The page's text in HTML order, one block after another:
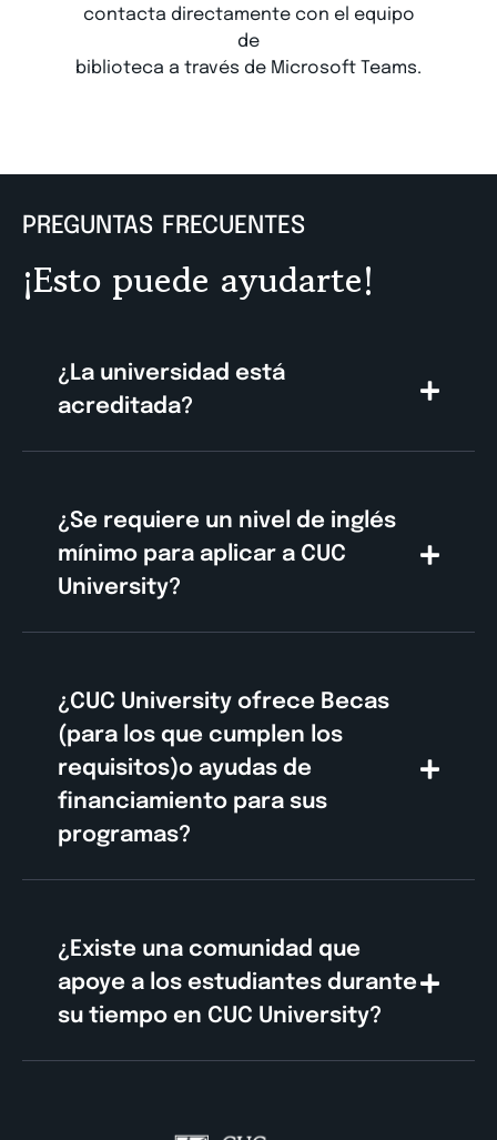
contacta directamente con el equipo
de
biblioteca a través de Microsoft Teams.
PREGUNTAS FRECUENTES
¡Esto puede ayudarte!
¿La universidad está
acreditada?
¿Se requiere un nivel de inglés
mínimo para aplicar a CUC
University?
¿CUC University ofrece Becas
(para los que cumplen los
requisitos)o ayudas de
financiamiento para sus
programas?
¿Existe una comunidad que
apoye a los estudiantes durante
su tiempo en CUC University?